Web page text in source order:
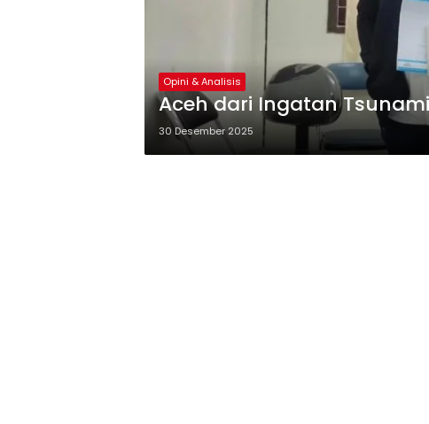
Opini & Analisis
Aceh dari Ingatan
30 Desember 2025